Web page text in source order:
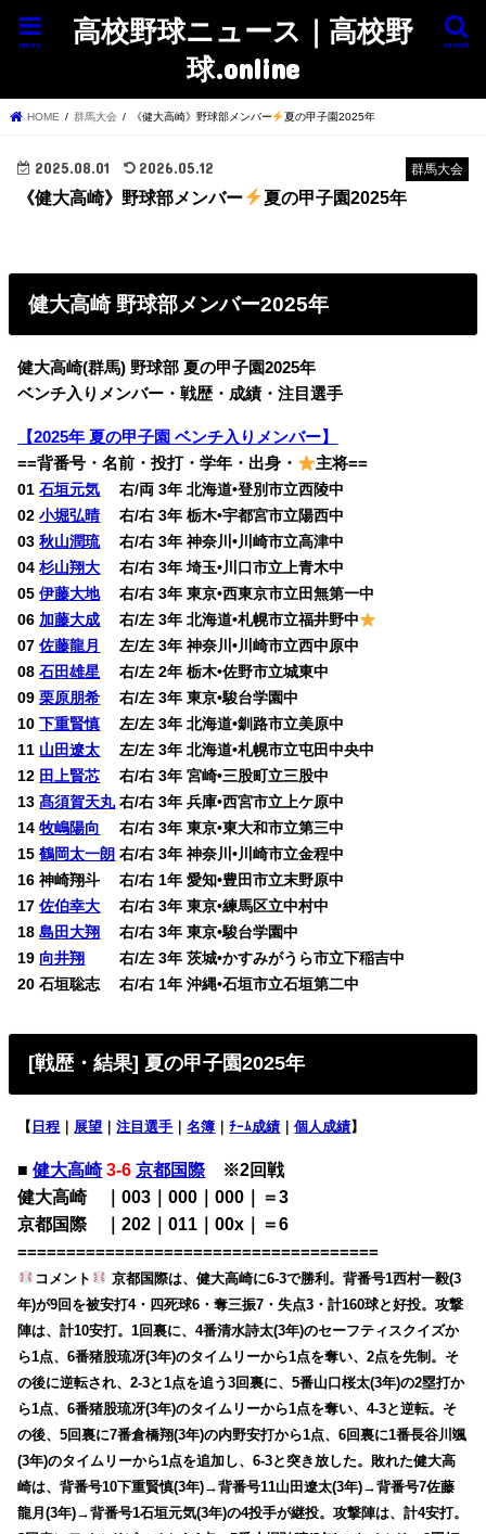
高校野球ニュース｜高校野
球.online
search
menu
HOME 群馬大会 《健大高崎》野球部メンバー 夏の甲子園2025年
群馬大会
2025.08.01 2026.05.12
《健大高崎》野球部メンバー 夏の甲子園2025年
健大高崎 野球部メンバー2025年
健大高崎(群馬) 野球部 夏の甲子園2025年
ベンチ入りメンバー・戦歴・成績・注目選手
【2025年 夏の甲子園 ベンチ入りメンバー】
==背番号・名前・投打・学年・出身・
主将==
01石垣元気 右/両 3年 北海道•登別市立西陵中
02小堀弘晴右/右 3年 栃木•宇都宮市立陽西中
03秋山潤琉右/右 3年 神奈川•川崎市立高津中
04杉山翔大 右/右 3年 埼玉•川口市立上青木中
05伊藤大地右/右 3年 東京•西東京市立田無第一中
06 加藤大成 右/左 3年 北海道•札幌市立福井野中
07佐藤龍月
左/左 3年 神奈川•川崎市立西中原中
08石田雄星 右/左 2年 栃木•佐野市立城東中
09栗原朋希 右/左 3年 東京•駿台学園中
10下重賢慎 左/左 3年 北海道•釧路市立美原中
11 山田遼太 左/左 3年 北海道•札幌市立屯田中央中
12 田上賢芯 右/右 3年 宮崎•三股町立三股中
13髙須賀天丸右/右 3年 兵庫•西宮市立上ケ原中
14牧嶋陽向 右/右 3年 東京•東大和市立第三中
15鶴岡太一朗 右/右 3年 神奈川•川崎市立金程中
16 神崎翔斗 右/右 1年 愛知•豊田市立末野原中
17佐伯幸大 右/右 3年 東京•練馬区立中村中
18島田大翔 右/右 3年 東京•駿台学園中
19 向井翔 右/左 3年 茨城•かすみがうら市立下稲吉中
20 石垣聡志 右/右 1年 沖縄•石垣市立石垣第二中
[戦歴・結果] 夏の甲子園2025年
【 日程 展望 ｜注目選手 ｜名簿 ｜ﾁｰﾑ成績 ｜個人成績】
■健大高崎 3-6 京都国際※2回戦
健大高崎 ｜003｜000｜000｜＝3
京都国際 ｜202｜011｜00x｜＝6
=====================================
コメント
京都国際は、健大高崎に6-3で勝利。背番号1西村一毅(3
年)が9回を被安打4・四死球6・奪三振7・失点3・計160球と好投。攻撃
陣は、計10安打。1回裏に、4番清水詩太(3年)のセーフティスクイズか
ら1点、6番猪股琉冴(3年)のタイムリーから1点を奪い、2点を先制。そ
の後に逆転され、2-3と1点を追う3回裏に、5番山口桜太(3年)の2塁打か
ら1点、6番猪股琉冴(3年)のタイムリーから1点を奪い、4-3と逆転。そ
の後、5回裏に7番倉橋翔(3年)の内野安打から1点、6回裏に1番長谷川颯
(3年)のタイムリーから1点を追加し、6-3と突き放した。敗れた健大高
崎は、背番号10下重賢慎(3年)→背番号11山田遼太(3年)→背番号7佐藤
龍月(3年)→背番号1石垣元気(3年)の4投手が継投。攻撃陣は、計4安打。